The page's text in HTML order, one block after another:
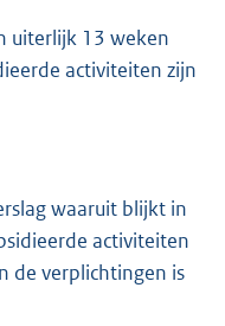
uiterlijk 13 weken
activiteiten zijn
waaruit blijkt in
activiteiten
de verplichtingen is